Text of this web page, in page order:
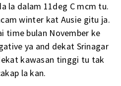
la dalam 11deg C mcm tu.
winter kat Ausie gitu ja.
time bulan November ke
ya and dekat Srinagar
kawasan tinggi tu tak
la kan.